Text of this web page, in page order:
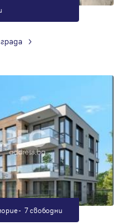
- 7 свободни